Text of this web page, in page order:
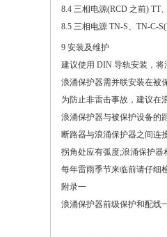
8.4 三相电源(RCD 之前) TT
8.5 三相电源 TN-S、TN-C-
9 安装及维护
建议使用 DIN 导轨安装，
浪涌保护器需并联安装在被
为防止非雷击事故，建议在
浪涌保护器与被保护设备的
断路器与浪涌保护器之间连
拐角处应有弧度;浪涌保护
每年雷雨季节来临前请仔细
附录一
浪涌保护器前级保护和配线